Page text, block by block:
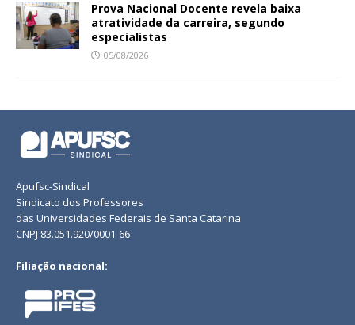
Prova Nacional Docente revela baixa
atratividade da carreira, segundo
especialistas
05/08/2026
Apufsc-Sindical
Sindicato dos Professores
das Universidades Federais de Santa Catarina
CNPJ 83.051.920/0001-66
Filiação nacional: